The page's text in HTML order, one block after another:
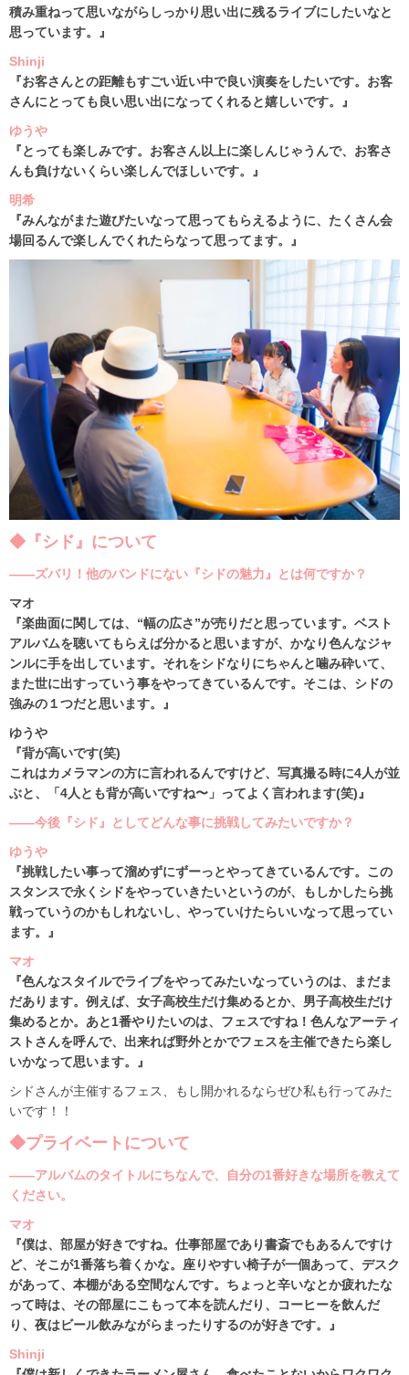
積み重ねって思いながらしっかり思い出に残るライブにしたいなと
思っています。』
Shinji
『お客さんとの距離もすごい近い中で良い演奏をしたいです。お客
さんにとっても良い思い出になってくれると嬉しいです。』
ゆうや
『とっても楽しみです。お客さん以上に楽しんじゃうんで、お客さ
んも負けないくらい楽しんでほしいです。』
明希
『みんながまた遊びたいなって思ってもらえるように、たくさん会
場回るんで楽しんでくれたらなって思ってます。』
◆『シド』について
――ズバリ！他のバンドにない『シドの魅力』とは何ですか？
マオ
『楽曲面に関しては、“幅の広さ”が売りだと思っています。ベスト
アルバムを聴いてもらえば分かると思いますが、かなり色んなジャ
ンルに手を出しています。それをシドなりにちゃんと噛み砕いて、
また世に出すっていう事をやってきているんです。そこは、シドの
強みの１つだと思います。』
ゆうや
『背が高いです(笑)
これはカメラマンの方に言われるんですけど、写真撮る時に4人が並
ぶと、「4人とも背が高いですね〜」ってよく言われます(笑)』
――今後『シド』としてどんな事に挑戦してみたいですか？
ゆうや
『挑戦したい事って溜めずにずーっとやってきているんです。この
スタンスで永くシドをやっていきたいというのが、もしかしたら挑
戦っていうのかもしれないし、やっていけたらいいなって思ってい
ます。』
マオ
『色んなスタイルでライブをやってみたいなっていうのは、まだま
だあります。例えば、女子高校生だけ集めるとか、男子高校生だけ
集めるとか。あと1番やりたいのは、フェスですね！色んなアーティ
ストさんを呼んで、出来れば野外とかでフェスを主催できたら楽し
いかなって思います。』
シドさんが主催するフェス、もし開かれるならぜひ私も行ってみた
いです！！
◆プライベートについて
――アルバムのタイトルにちなんで、自分の1番好きな場所を教えて
ください。
マオ
『僕は、部屋が好きですね。仕事部屋であり書斎でもあるんですけ
ど、そこが1番落ち着くかな。座りやすい椅子が一個あって、デスク
があって、本棚がある空間なんです。ちょっと辛いなとか疲れたな
って時は、その部屋にこもって本を読んだり、コーヒーを飲んだ
り、夜はビール飲みながらまったりするのが好きです。』
Shinji